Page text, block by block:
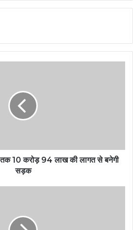
तक 10 करोड़ 94 लाख की लागत से बनेगी
सड़क